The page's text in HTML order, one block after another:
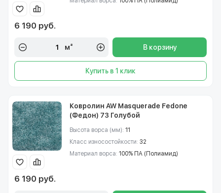
6 190 руб.
м² В корзину
Купить в 1 клик
Ковролин AW Masquerade Fedone
(Федон) 73 Голубой
Высота ворса (мм): 11
Класс износостойкости: 32
Материал ворса: 100% ПА (Полиамид)
6 190 руб.